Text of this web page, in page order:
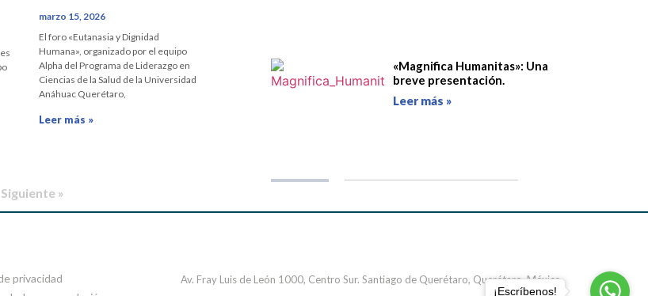
marzo 15, 2026
El foro «Eutanasia y Dignidad
Humana», organizado por el equipo
Alpha del Programa de Liderazgo en
Ciencias de la Salud de la Universidad
Anáhuac Querétaro,
Leer más »
Siguiente »
«Magnifica Humanitas»: Una
breve presentación.
Leer más »
privacidad
Av. Fray Luis de León 1000, Centro Sur. Santiago de Querétaro, Querétaro. México
¡Escríbenos!